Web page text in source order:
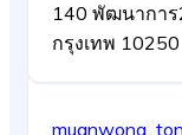
140 พัฒนาการ
กรุงเทพ 10250